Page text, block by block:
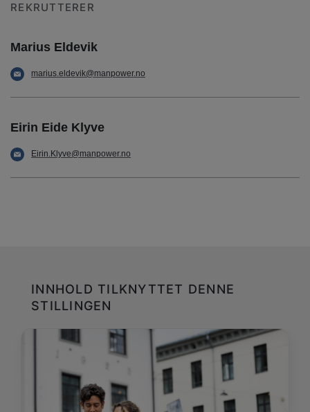
REKRUTTERER
Marius Eldevik
marius.eldevik@manpower.no
Eirin Eide Klyve
Eirin.Klyve@manpower.no
INNHOLD TILKNYTTET DENNE
STILLINGEN